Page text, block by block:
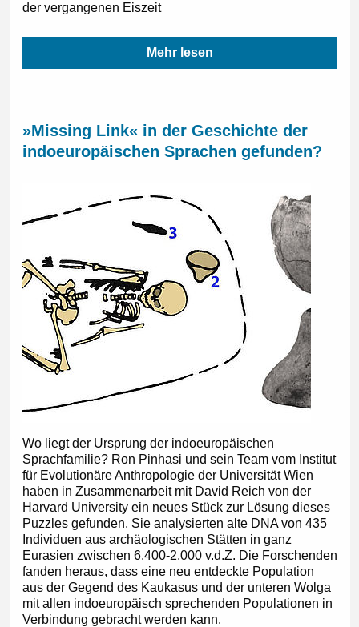
der vergangenen Eiszeit
Mehr lesen
»Missing Link« in der Geschichte der
indoeuropäischen Sprachen gefunden?
Wo liegt der Ursprung der indoeuropäischen
Sprachfamilie? Ron Pinhasi und sein Team vom Institut
für Evolutionäre Anthropologie der Universität Wien
haben in Zusammenarbeit mit David Reich von der
Harvard University ein neues Stück zur Lösung dieses
Puzzles gefunden. Sie analysierten alte DNA von 435
Individuen aus archäologischen Stätten in ganz
Eurasien zwischen 6.400-2.000 v.d.Z. Die Forschenden
fanden heraus, dass eine neu entdeckte Population
aus der Gegend des Kaukasus und der unteren Wolga
mit allen indoeuropäisch sprechenden Populationen in
Verbindung gebracht werden kann.